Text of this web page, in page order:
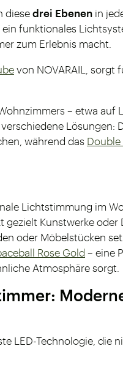
diesedrei Ebenen in
funktionales
zum Erlebnis macht.
von NOVARAIL, sorgt
– etwa auf
Lösungen:
während das
Lichtstimmung im
gezielt Kunstwerke oder
oder Möbelstücken
Rose Gold – eine
Atmosphäre sorgt.
LED-Technologie, die